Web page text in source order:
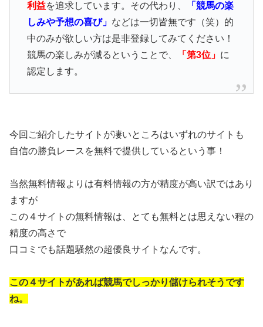
利益を追求しています。その代わり、
「競馬の楽
しみや予想の喜び」 などは一切皆無です（笑）的
中のみが欲しい方は是非登録してみてください！
競馬の楽しみが減るということで、
「第3位」 に
認定します。
今回ご紹介したサイトが凄いところはいずれのサイトも
自信の勝負レースを無料で提供しているという事！
当然無料情報よりは有料情報の方が精度が高い訳ではあり
ますが
この４サイトの無料情報は、とても無料とは思えない程の
精度の高さで
口コミでも話題騒然の超優良サイトなんです。
この４サイトがあれば競馬でしっかり儲けられそうです
ね。